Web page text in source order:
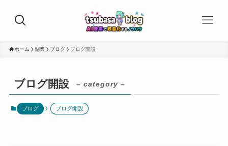
ホーム 副業 ブログ ブログ開設
ブログ開設 – category –
ブログ ブログ開設